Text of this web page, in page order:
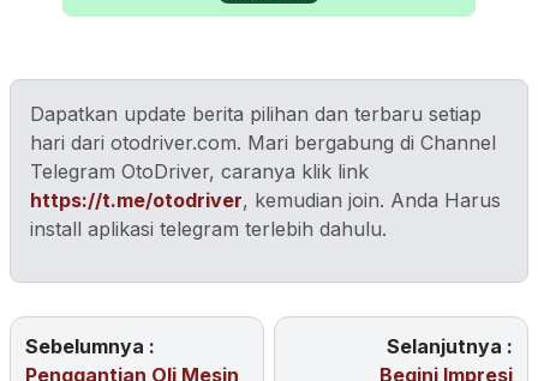
Dapatkan update berita pilihan dan terbaru setiap
hari dari otodriver.com. Mari bergabung di Channel
Telegram OtoDriver, caranya klik link
https://t.me/otodriver, kemudian join. Anda Harus
install aplikasi telegram terlebih dahulu.
Sebelumnya :
Penggantian Oli Mesin
Selanjutnya :
Begini Impresi